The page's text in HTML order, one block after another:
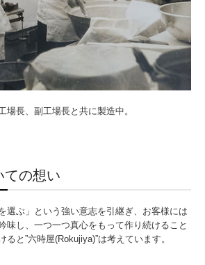
場長、副工場長と共に製造中。
ての想い
選ぶ」という強い意志を引継ぎ、お客様には
味し、一つ一つ真心をもって作り続けること
と”六時屋(Rokujiya)”は考えています。